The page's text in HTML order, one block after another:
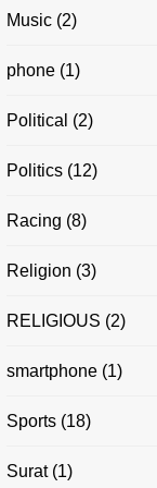
Music (2)
phone (1)
Political (2)
Politics (12)
Racing (8)
Religion (3)
RELIGIOUS (2)
smartphone (1)
Sports (18)
Surat(1)